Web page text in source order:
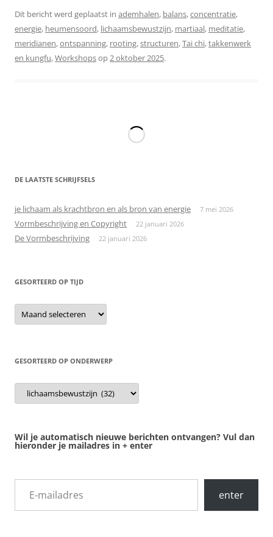
Dit bericht werd geplaatst in ademhalen, balans,concentratie,
energie, heumensoord, lichaamsbewustzijn, martiaal, meditatie,
meridianen,ontspanning, rooting,structuren,Tai chi,takkenwerk
en kungfu,Workshopsop2 oktober 2025.
DE LAATSTE SCHRIJFSELS
je lichaam als krachtbron en als bron van energie 7 mei 2026
Vormbeschrijving en Copyright 22 januari 2026
De Vormbeschrijving 22 januari 2026
GESORTEERD OP TIJD
gesorteerd
op
tijd
GESORTEERD OP ONDERWERP
gesorteerd
onderwerp
Wil je automatisch nieuwe berichten ontvangen? Vul dan
hieronder je mailadres in + enter
E-mailadres
enter